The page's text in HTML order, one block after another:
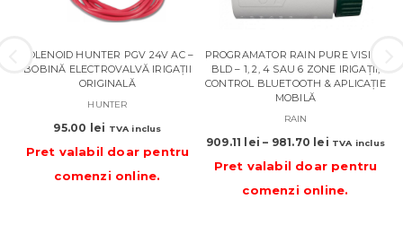
SOLENOID HUNTER PGV 24V AC –
BOBINĂ ELECTROVALVĂ IRIGAȚII
ORIGINALĂ
HUNTER
95.00 lei TVA inclus
Pret valabil doar pentru
comenzi online.
PROGRAMATOR RAIN PURE VISION
BLD – 1, 2, 4 SAU 6 ZONE IRIGAȚII,
CONTROL BLUETOOTH & APLICAȚIE
MOBILĂ
RAIN
909.11 lei – 981.70 leiInterval
prețuri:
909.11 lei
TVA inclus
Pret valabil doar pentru
comenzi online.